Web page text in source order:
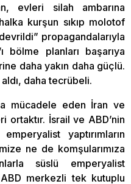
evleri silah ambarına
kurşun sıkıp molotof
propagandalarıyla
bölme planları başarıya
daha yakın daha güçlü.
daha tecrübeli.
mücadele eden İran ve
ortaktır. İsrail ve ABD’nin
yaptırımların
ne de komşularımıza
süslü emperyalist
merkezli tek kutuplu